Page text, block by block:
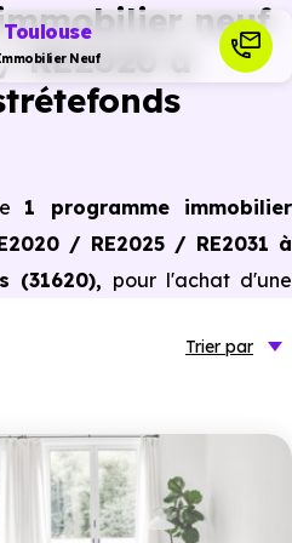
Toulouse
Neuf
neuf
RE2020 à
1 programme immobilier
/ RE2025 / RE2031 à
(31620), pour l'achat d'une
normes de performances
Trier par